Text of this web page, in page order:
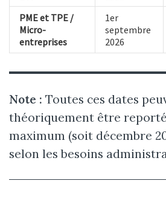
PME et TPE /
Micro-
entreprises
1er
septembre
2026
Note : Toutes ces dates
théoriquement être
maximum (soit décembre
selon les besoins